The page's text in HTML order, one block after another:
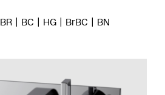
BR BC HG BrBC BN